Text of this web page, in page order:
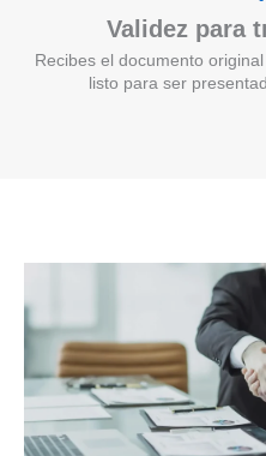
Validez para
Recibes el documento
listo para ser